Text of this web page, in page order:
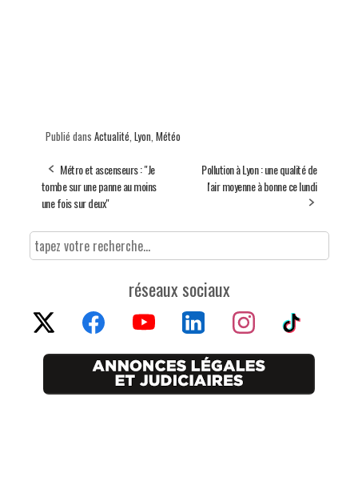
Publié dans Actualité Lyon Météo
Métro et ascenseurs : "Je
tombe sur une panne au moins
une fois sur deux"
Pollution à Lyon : une qualité de
l'air moyenne à bonne ce lundi
réseaux sociaux